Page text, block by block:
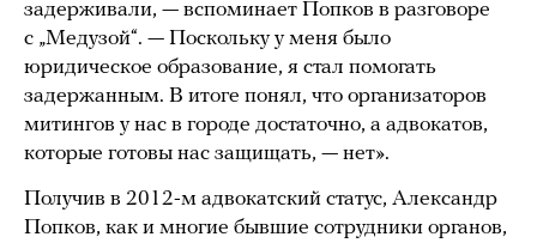
задерживали, — вспоминает Попков в разговоре
с „Медузой“. — Поскольку у меня было
юридическое образование, я стал помогать
задержанным. В итоге понял, что организаторов
митингов у нас в городе достаточно, а адвокатов,
которые готовы нас защищать, — нет».
Получив в 2012-м адвокатский статус, Александр
Попков, как и многие бывшие сотрудники органов,